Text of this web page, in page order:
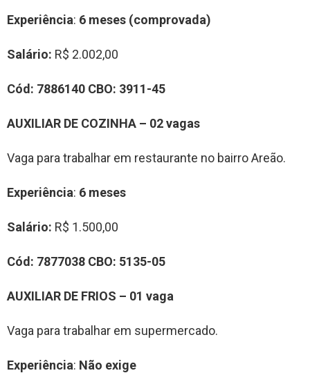
Experiência: 6 meses (comprovada)
Salário: R$ 2.002,00
Cód: 7886140 CBO: 3911-45
AUXILIAR DE COZINHA – 02 vagas
Vaga para trabalhar em restaurante no bairro Areão.
Experiência: 6 meses
Salário: R$ 1.500,00
Cód: 7877038 CBO: 5135-05
AUXILIAR DE FRIOS – 01 vaga
Vaga para trabalhar em supermercado.
Experiência: Não exige